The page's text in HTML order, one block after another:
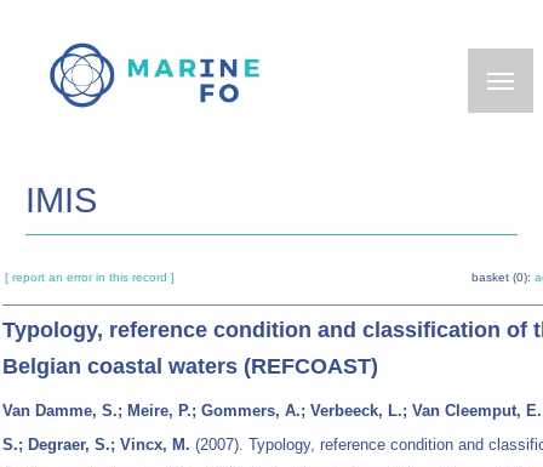
main
IMIS
[ report an error in this record ] basket (0):
Typology, reference condition and classification of
Belgian coastal waters (REFCOAST)
Van Damme, S.; Meire, P.; Gommers, A.; Verbeeck, L.; Van Cleemput,
S.; Degraer, S.; Vincx, M. (2007). Typology, reference condition and